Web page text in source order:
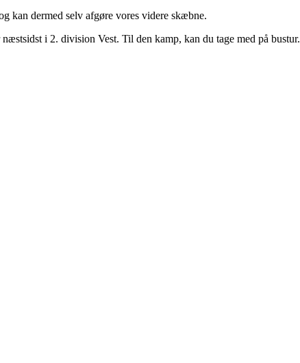
kan dermed selv afgøre vores videre skæbne.
i 2. division Vest. Til den kamp, kan du tage med på bustur.